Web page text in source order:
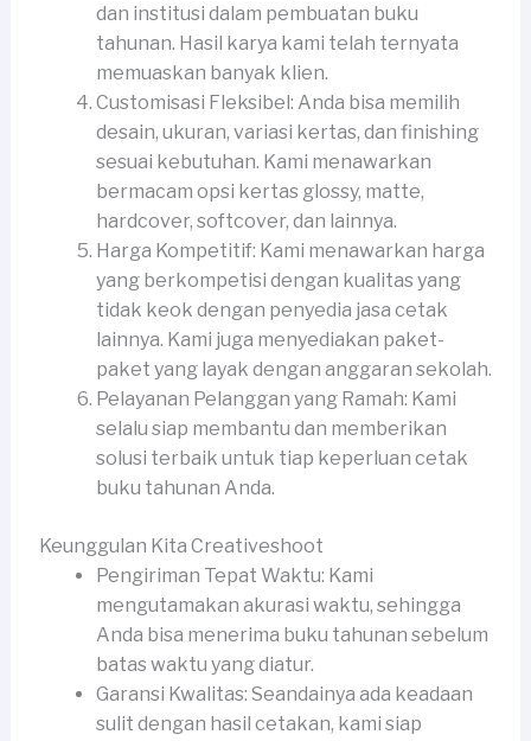
dan institusi dalam pembuatan buku
tahunan. Hasil karya kami telah ternyata
memuaskan banyak klien.
Customisasi Fleksibel: Anda bisa memilih
desain, ukuran, variasi kertas, dan finishing
sesuai kebutuhan. Kami menawarkan
bermacam opsi kertas glossy, matte,
hardcover, softcover, dan lainnya.
Harga Kompetitif: Kami menawarkan harga
yang berkompetisi dengan kualitas yang
tidak keok dengan penyedia jasa cetak
lainnya. Kami juga menyediakan paket-
paket yang layak dengan anggaran sekolah.
Pelayanan Pelanggan yang Ramah: Kami
selalu siap membantu dan memberikan
solusi terbaik untuk tiap keperluan cetak
buku tahunan Anda.
Keunggulan Kita Creativeshoot
Pengiriman Tepat Waktu: Kami
mengutamakan akurasi waktu, sehingga
Anda bisa menerima buku tahunan sebelum
batas waktu yang diatur.
Garansi Kwalitas: Seandainya ada keadaan
sulit dengan hasil cetakan, kami siap